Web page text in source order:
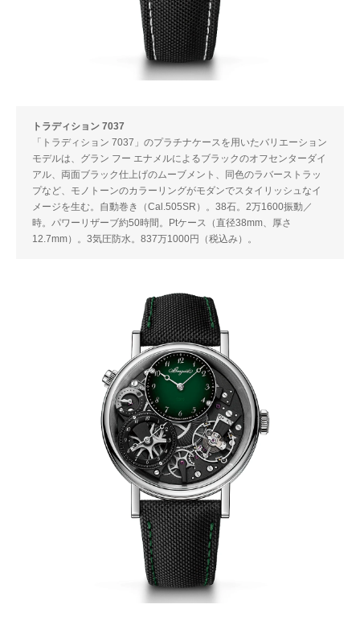
トラディション 7037
「トラディション 7037」のプラチナケースを用いたバリエーション
モデルは、グラン フー エナメルによるブラックのオフセンターダイ
アル、両面ブラック仕上げのムーブメント、同色のラバーストラッ
プなど、モノトーンのカラーリングがモダンでスタイリッシュなイ
メージを生む。自動巻き（Cal.505SR）。38石。2万1600振動／
時。パワーリザーブ約50時間。Ptケース（直径38mm、厚さ
12.7mm）。3気圧防水。837万1000円（税込み）。